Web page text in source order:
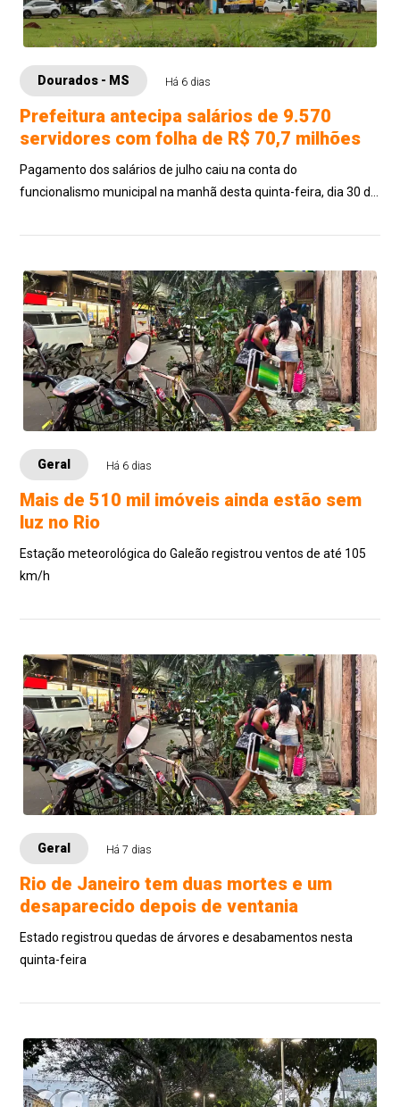
Dourados - MS Há 6 dias
Prefeitura antecipa salários de 9.570
servidores com folha de R$ 70,7 milhões
Pagamento dos salários de julho caiu na conta do
funcionalismo municipal na manhã desta quinta-feira, dia 30 de
Geral Há 6 dias
Mais de 510 mil imóveis ainda estão sem
luz no Rio
Estação meteorológica do Galeão registrou ventos de até 105
km/h
Geral Há 7 dias
Rio de Janeiro tem duas mortes e um
desaparecido depois de ventania
Estado registrou quedas de árvores e desabamentos nesta
quinta-feira